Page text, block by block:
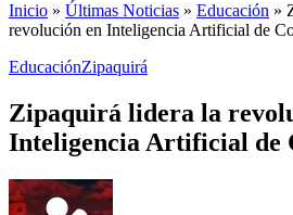
Inicio » Últimas Noticias » Educación »
revolución en Inteligencia Artificial de
EducaciónZipaquirá
Zipaquirá lidera la
Inteligencia Artificial de